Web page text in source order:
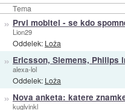
Tema
» Prvi mobitel - se kdo
Lion29
Oddelek: Loža
» Ericsson, Siemens, Philips
alexa-lol
Oddelek: Loža
» Nova anketa: katere
kuglvinkl